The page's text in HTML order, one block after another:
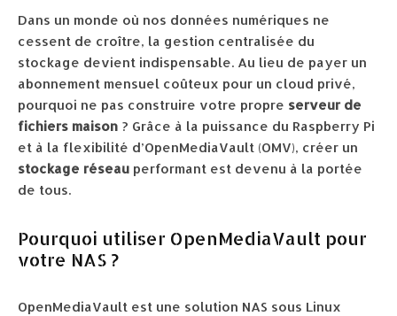
Dans un monde où nos données numériques ne
cessent de croître, la gestion centralisée du
stockage devient indispensable. Au lieu de payer un
abonnement mensuel coûteux pour un cloud privé,
pourquoi ne pas construire votre propre serveur de
fichiers maison ? Grâce à la puissance du Raspberry Pi
et à la flexibilité d’OpenMediaVault (OMV), créer un
stockage réseau performant est devenu à la portée
de tous.
Pourquoi utiliser OpenMediaVault pour
votre NAS ?
OpenMediaVault est une solution NAS sous Linux